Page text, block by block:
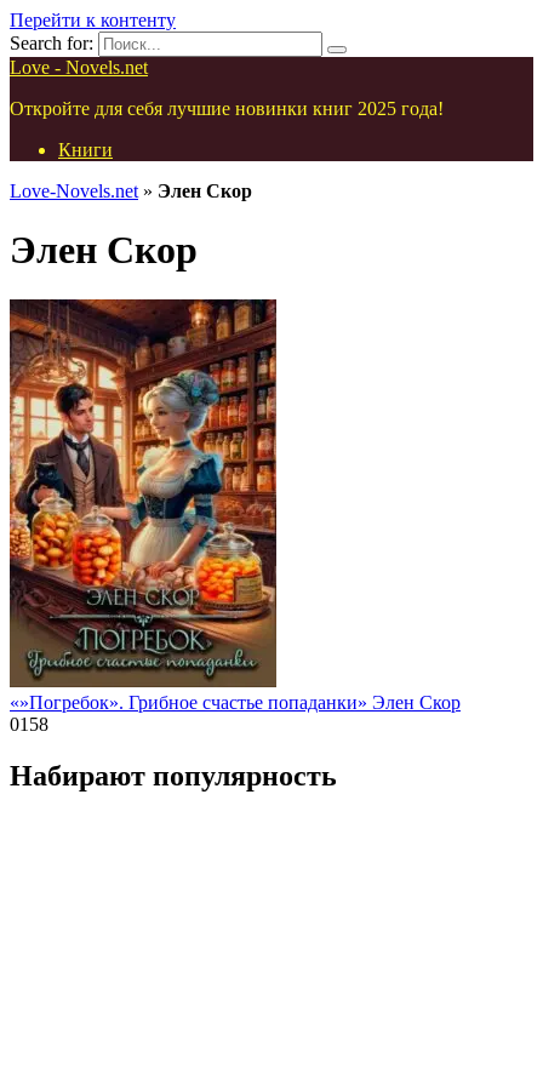
Перейти к контенту
Search for:
Love - Novels.net
Откройте для себя лучшие новинки книг 2025 года!
Книги
Love-Novels.net » Элен Скор
Элен Скор
«»Погребок». Грибное счастье попаданки» Элен Скор
0158
Набирают популярность